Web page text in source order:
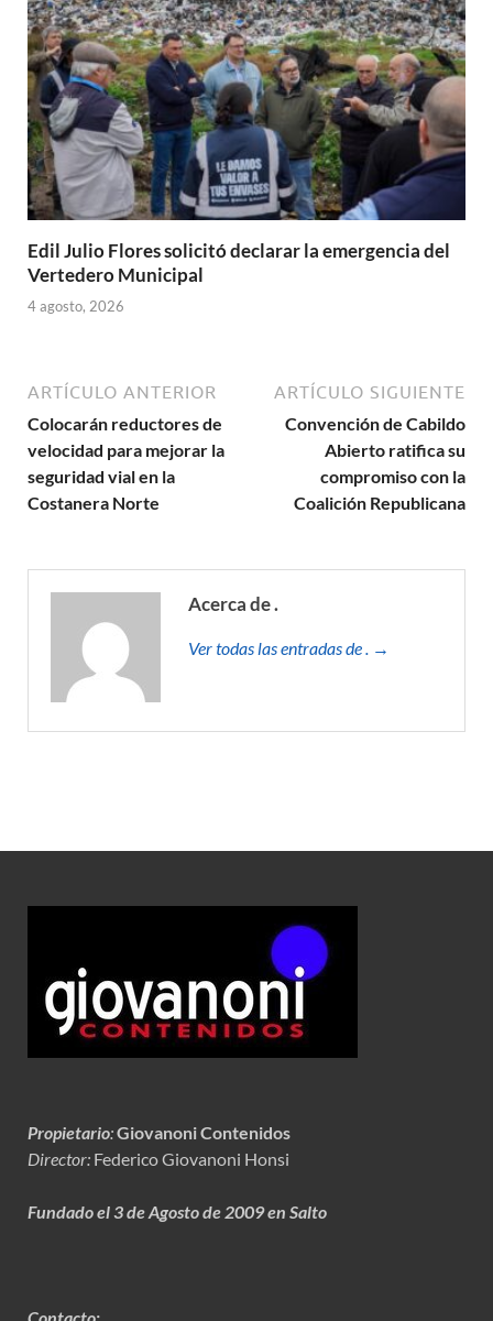
Edil Julio Flores solicitó declarar la emergencia del
Vertedero Municipal
4 agosto, 2026
ARTÍCULO ANTERIOR
Colocarán reductores de
velocidad para mejorar la
seguridad vial en la
Costanera Norte
ARTÍCULO SIGUIENTE
Convención de Cabildo
Abierto ratifica su
compromiso con la
Coalición Republicana
Acerca de .
Ver todas las entradas de . →
Propietario:Giovanoni Contenidos
Director: Federico Giovanoni Honsi
Fundado el 3 de Agosto de 2009 en Salto